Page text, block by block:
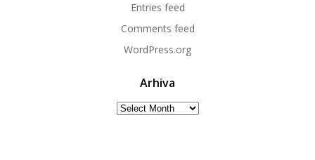
Entries feed
Comments feed
WordPress.org
Arhiva
Arhiva